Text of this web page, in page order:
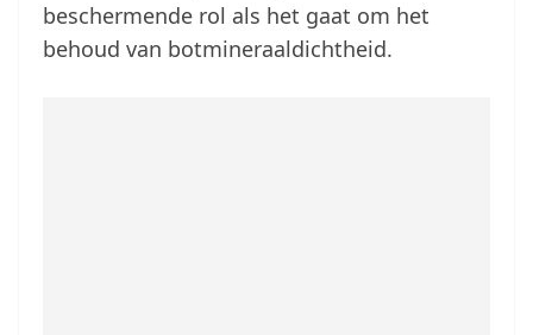
beschermende rol als het gaat om het
behoud van botmineraaldichtheid.